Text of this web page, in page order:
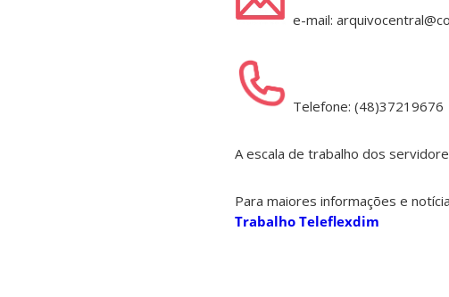
e-mail:
Telefone:
A escala de trabalho dos
Para maiores informações e
Trabalho Teleflexdim